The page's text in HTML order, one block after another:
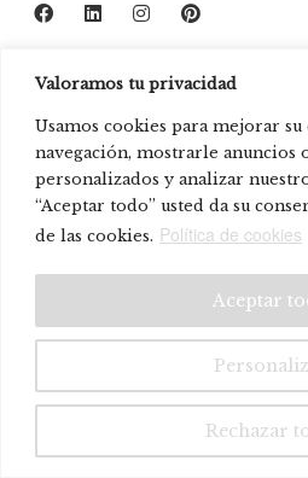
Valoramos tu privacidad
Usamos cookies para mejorar
navegación, mostrarle anuncios
personalizados y analizar
“Aceptar todo” usted da su
de las cookies. Política de cookies
Rechazar
Aceptar